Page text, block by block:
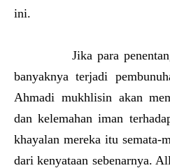
ini.
Jika para penentang
banyaknya terjadi
Ahmadi mukhlisin akan
dan kelemahan iman
khayalan mereka itu semata-
dari kenyataan sebenarnya.